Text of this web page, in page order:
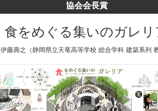
協会会長賞
食をめぐる集いのガレリ
伊藤壽之（静岡県立天竜高等学校 総合学科 建築系列 教